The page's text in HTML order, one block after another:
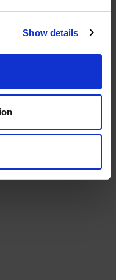
Show details
部件的高精度加工对最终
机床采用完整的加工方法
HONE®） 机械加
表面，并且对其进行成型